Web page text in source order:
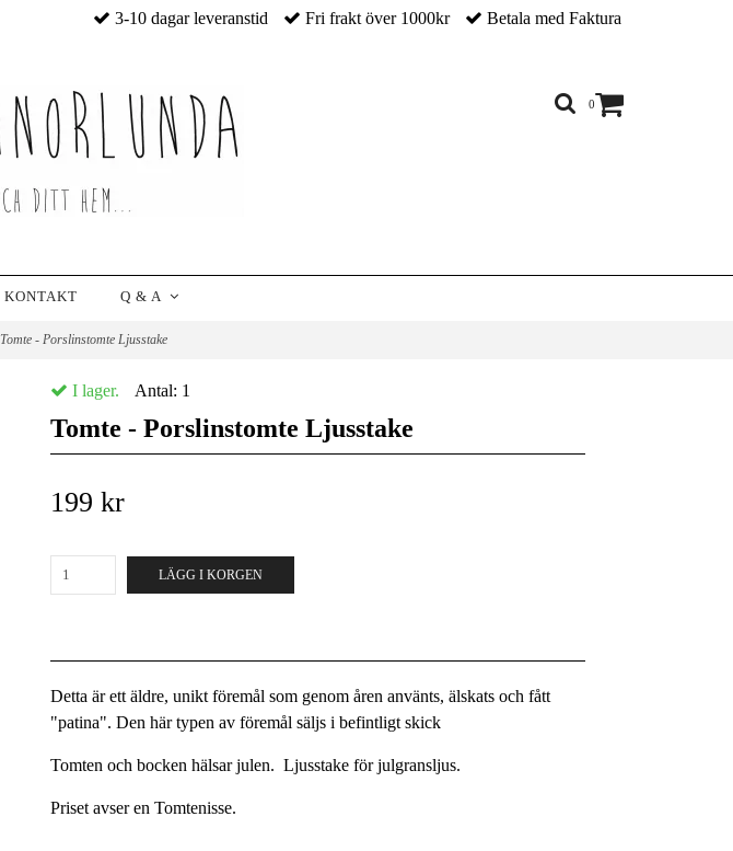
3-10 dagar leveranstid Fri frakt över 1000kr Betala med Faktura
0
KONTAKT Q & A
Tomte - Porslinstomte Ljusstake
I lager. Antal: 1
Tomte - Porslinstomte Ljusstake
199 kr
LÄGG I KORGEN
Detta är ett äldre, unikt föremål som genom åren använts, älskats och fått
"patina". Den här typen av föremål säljs i befintligt skick
Tomten och bocken hälsar julen. Ljusstake för julgransljus.
Priset avser en Tomtenisse.